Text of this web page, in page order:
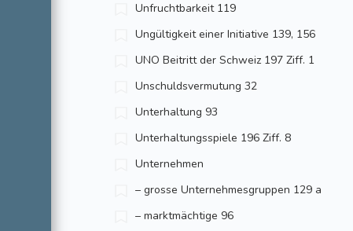
Unfruchtbarkeit 119
Ungültigkeit einer Initiative 139, 156
UNO Beitritt der Schweiz 197 Ziff. 1
Unschuldsvermutung 32
Unterhaltung 93
Unterhaltungsspiele 196 Ziff. 8
Unternehmen
– grosse Unternehmesgruppen 129 a
– marktmächtige 96